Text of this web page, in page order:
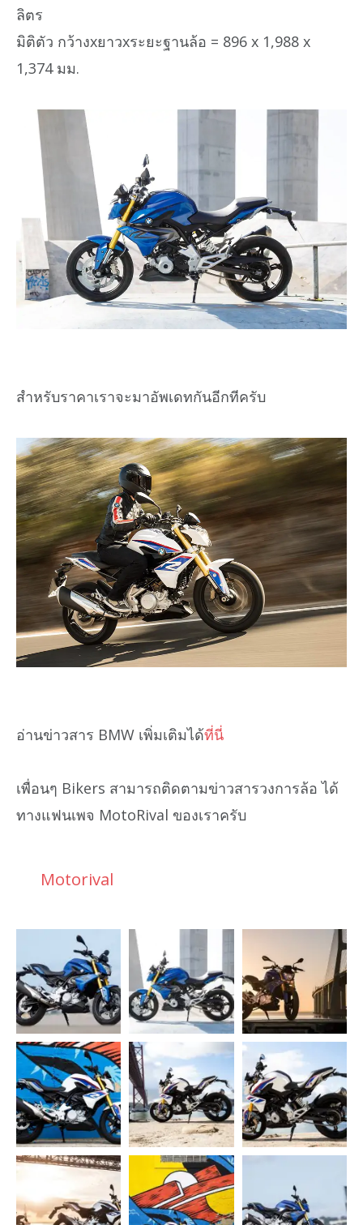
ลิตร
มิติตัว กว้างxยาวxระยะฐานล้อ = 896 x 1,988 x
1,374 มม.
สำหรับราคาเราจะมาอัพเดทกันอีกทีครับ
อ่านข่าวสาร BMW เพิ่มเติมได้ที่นี่
เพื่อนๆ Bikers สามารถติดตามข่าวสารวงการล้อ ได้
ทางแฟนเพจ MotoRival ของเราครับ
Motorival